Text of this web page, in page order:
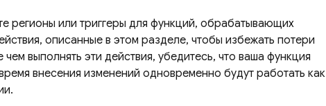
регионы или триггеры для функций, обрабатывающих
описанные в этом разделе, чтобы избежать потери
выполнять эти действия, убедитесь, что ваша функция
внесения изменений одновременно будут работать как